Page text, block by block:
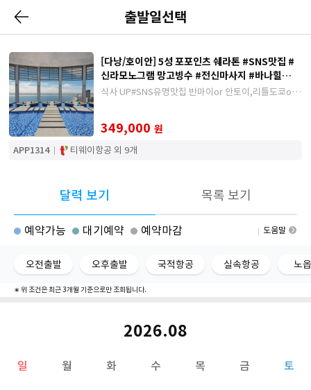
출발일선택
[다낭/호이안] 5성 포포인츠 쉐라톤 #SNS맛집 #
신라모노그램 망고빙수 #전신마사지 #바나힐
4/5/6일
식사 UP#SNS유명맛집 반마이or 안토이,리틀도쿄or
회
349,000 원
APP1314 티웨이항공 외 9개
달력 보기 목록 보기
예약가능 대기예약 예약마감 도움말
오전출발 오후출발 국적항공 실속항공 노
∗ 위 조건은 최근 3개월 기준으로만 조회됩니다.
2026.08
일 월 화 수 목 금 토